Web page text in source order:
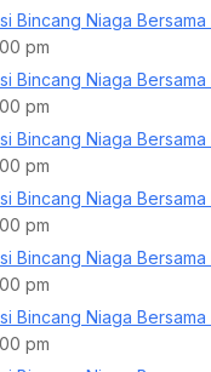
Bincang Niaga Bersama
pm
Bincang Niaga Bersama
pm
Bincang Niaga Bersama
pm
Bincang Niaga Bersama
pm
Bincang Niaga Bersama
pm
Bincang Niaga Bersama
pm